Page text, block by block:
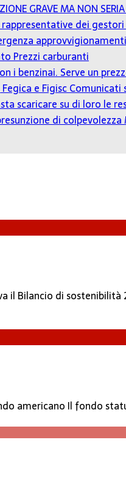
GRAVE MA NON SERIA
rappresentative dei
Prezzi carburanti
i benzinai. Serve un
e FigiscComunicati
scaricare su di loro le
di colpevolezza
Bilancio di sostenibilità
americano Il fondo